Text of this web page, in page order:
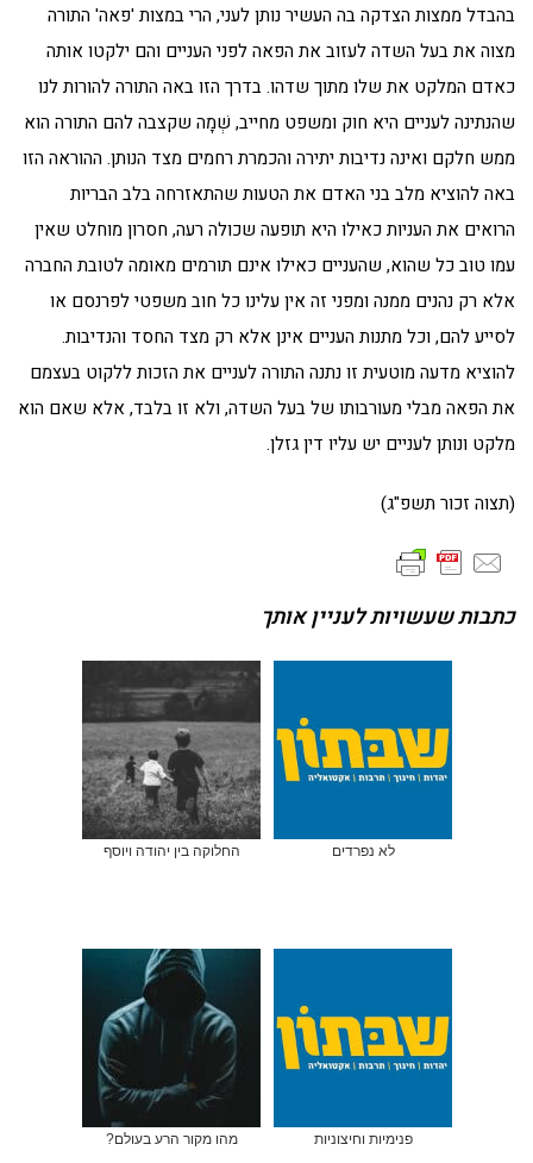
בהבדל ממצות הצדקה בה העשיר נותן לעני, הרי במצות 'פאה' התורה
מצוה את בעל השדה לעזוב את הפאה לפני העניים והם ילקטו אותה
כאדם המלקט את שלו מתוך שדהו. בדרך הזו באה התורה להורות לנו
שהנתינה לעניים היא חוק ומשפט מחייב, שְׁמָה שקצבה להם התורה הוא
ממש חלקם ואינה נדיבות יתירה והכמרת רחמים מצד הנותן. ההוראה הזו
באה להוציא מלב בני האדם את הטעות שהתאזרחה בלב הבריות
הרואים את העניות כאילו היא תופעה שכולה רעה, חסרון מוחלט שאין
עמו טוב כל שהוא, שהעניים כאילו אינם תורמים מאומה לטובת החברה
אלא רק נהנים ממנה ומפני זה אין עלינו כל חוב משפטי לפרנסם או
לסייע להם, וכל מתנות העניים אינן אלא רק מצד החסד והנדיבות.
להוציא מדעה מוטעית זו נתנה התורה לעניים את הזכות ללקוט בעצמם
את הפאה מבלי מעורבותו של בעל השדה, ולא זו בלבד, אלא שאם הוא
מלקט ונותן לעניים יש עליו דין גזלן.
(תצוה זכור תשפ"ג)
כתבות שעשויות לעניין אותך
לא נפרדים החלוקה בין יהודה ויוסף
פנימיות וחיצוניות מהו מקור הרע בעולם?